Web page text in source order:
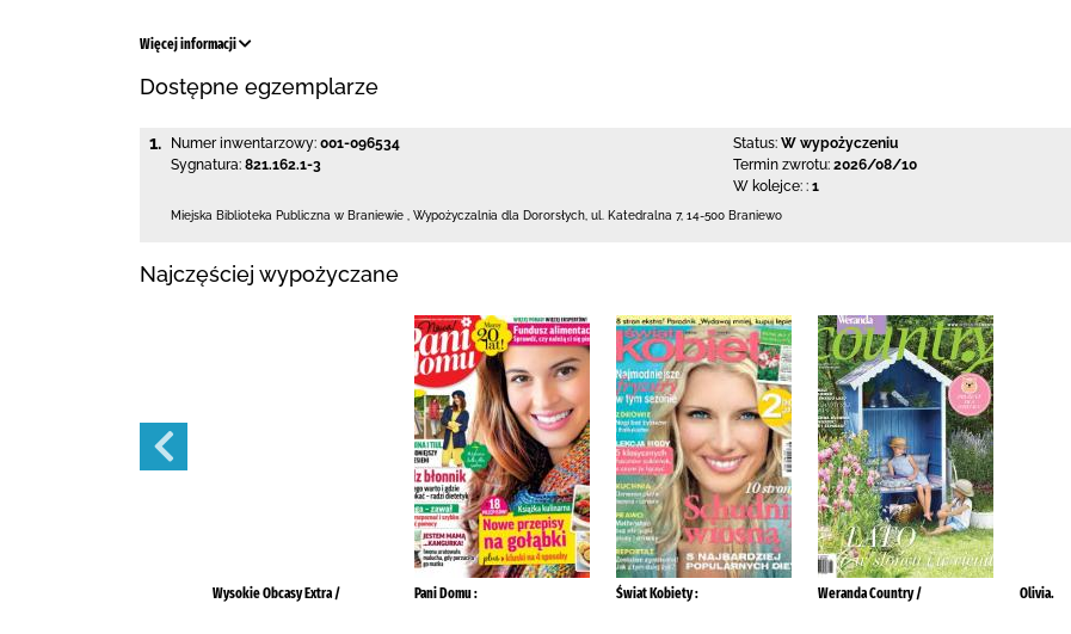
Więcej informacji
Dostępne egzemplarze
1. Numer inwentarzowy: 001-096534
Sygnatura: 821.162.1-3
Status: W wypożyczeniu
Termin zwrotu: 2026/08/10
W kolejce: : 1
Miejska Biblioteka Publiczna w Braniewie Wypożyczalnia dla Dororsłych, ul. Katedralna 7, 14-500 Braniewo
Najczęściej wypożyczane
Wysokie Obcasy Extra / Pani Domu : Świat Kobiety : Weranda Country / Olivia.